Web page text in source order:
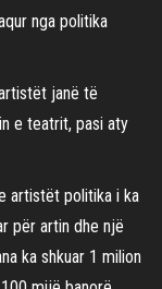
nga politika
janë të
e teatrit, pasi aty
artistët politika i ka
për artin dhe një
ka shkuar 1 milion